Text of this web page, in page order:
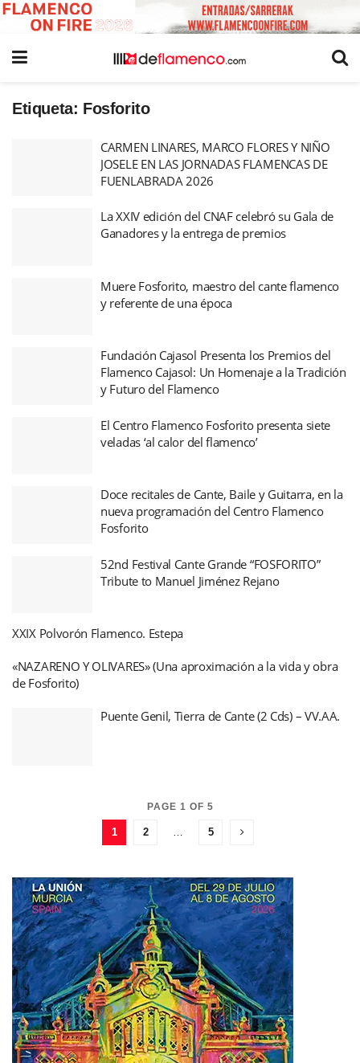
Etiqueta: Fosforito
CARMEN LINARES, MARCO FLORES Y NIÑO
JOSELE EN LAS JORNADAS FLAMENCAS DE
FUENLABRADA 2026
La XXIV edición del CNAF celebró su Gala de
Ganadores y la entrega de premios
Muere Fosforito, maestro del cante flamenco
y referente de una época
Fundación Cajasol Presenta los Premios del
Flamenco Cajasol: Un Homenaje a la Tradición
y Futuro del Flamenco
El Centro Flamenco Fosforito presenta siete
veladas ‘al calor del flamenco’
Doce recitales de Cante, Baile y Guitarra, en la
nueva programación del Centro Flamenco
Fosforito
52nd Festival Cante Grande “FOSFORITO”
Tribute to Manuel Jiménez Rejano
XXIX Polvorón Flamenco. Estepa
«NAZARENO Y OLIVARES» (Una aproximación a la vida y obra
de Fosforito)
Puente Genil, Tierra de Cante (2 Cds) – VV.AA.
PAGE 1 OF 5
1 2 5